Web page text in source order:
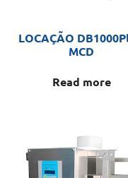
LOCAÇÃO
MCD
Read more